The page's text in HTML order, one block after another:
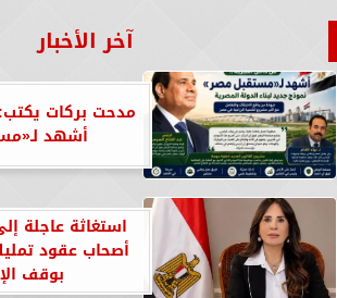
آخر الأخبار
مدحت بركات
أشهد
استغاثة عاجلة
أصحاب عقود
بوقف